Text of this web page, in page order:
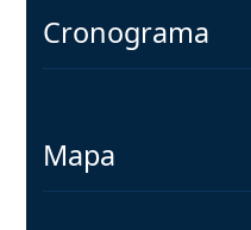
Cronograma
Mapa